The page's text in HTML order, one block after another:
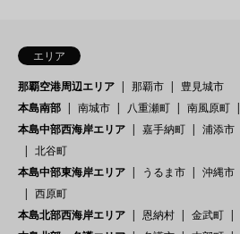
エリア
那覇空港周辺エリア
那覇市
豊見城市
本島南部
南城市 八重瀬町 南風原町
本島中部西海岸エリア
嘉手納町 浦添市
北谷町
本島中部東海岸エリア
うるま市 沖縄市
西原町
本島北部西海岸エリア
恩納村 金武町